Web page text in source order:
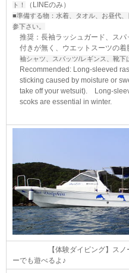
ト！
（LINEのみ）
■準備する物：水着、タオル、お昼代
参下さい。
推奨：長袖ラッシュガード、スパ
付きが無く、ウエットスーツの着
袖シャツ、スパッツ/レギンス、靴下
Recommended: Long-sleeved
sticking caused by moisture or
take off your wetsuit).
Long-
scoks are essential in winter.
【体験ダイビング】スノー
ーでも遊べるよ♪